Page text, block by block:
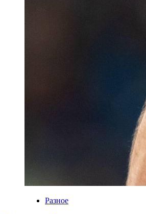
Разное